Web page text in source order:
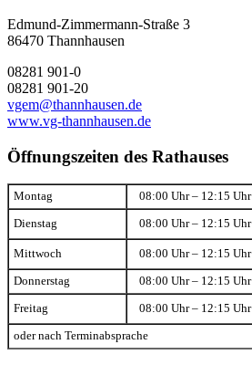
Edmund-Zimmermann-Straße 3
86470 Thannhausen
08281 901-0
08281 901-20
vgem@thannhausen.de
www.vg-thannhausen.de
Öffnungszeiten des Rathauses
Montag 08:00 Uhr – 12:15 Uhr
Dienstag 08:00 Uhr – 12:15 Uhr
Mittwoch 08:00 Uhr – 12:15 Uhr
Donnerstag 08:00 Uhr – 12:15 Uhr
Freitag 08:00 Uhr – 12:15 Uhr
oder nach Terminabsprache